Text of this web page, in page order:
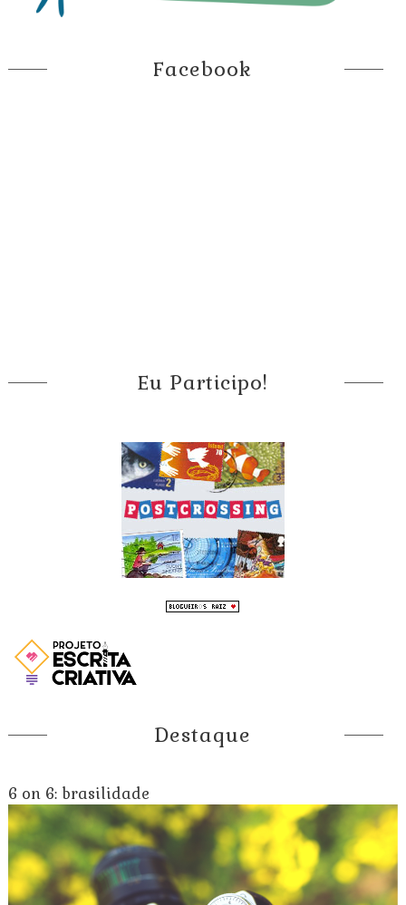
Facebook
Eu Participo!
Destaque
6 on 6: brasilidade